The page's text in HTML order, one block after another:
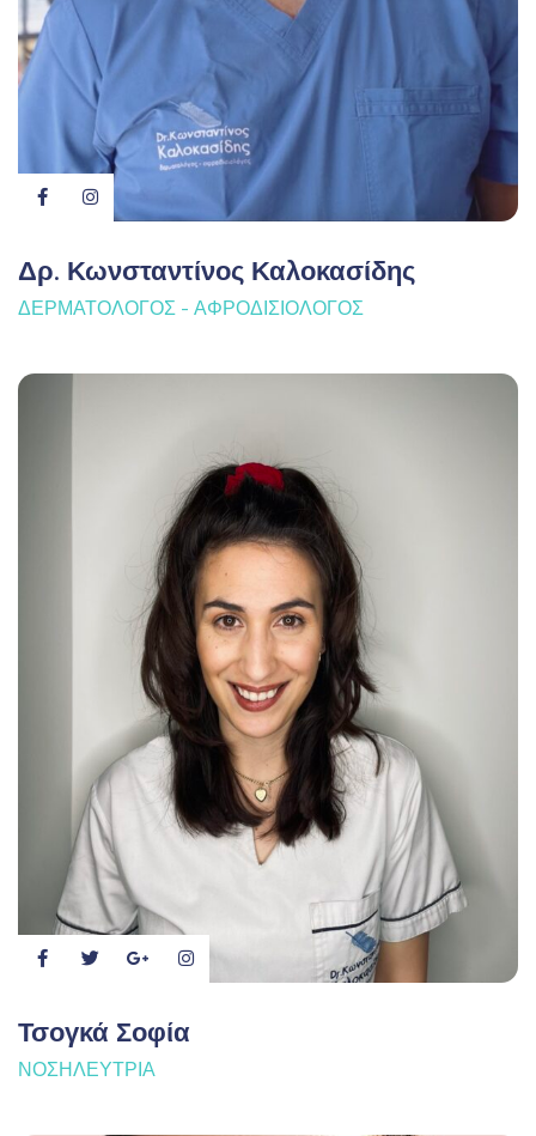
Δρ. Κωνσταντίνος Καλοκασίδης
ΔΕΡΜΑΤΟΛΌΓΟΣ - ΑΦΡΟΔΙΣΙΟΛΌΓΟΣ
Τσογκά Σοφία
ΝΟΣΗΛΕΎΤΡΙΑ